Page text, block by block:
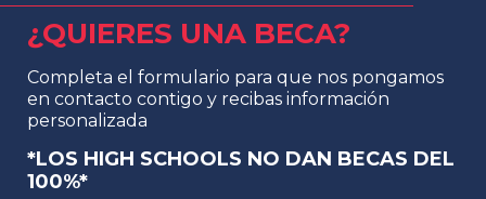
¿QUIERES UNA BECA?
Completa el formulario para que nos pongamos
en contacto contigo y recibas información
personalizada
*LOS HIGH SCHOOLS NO DAN BECAS DEL
100%*